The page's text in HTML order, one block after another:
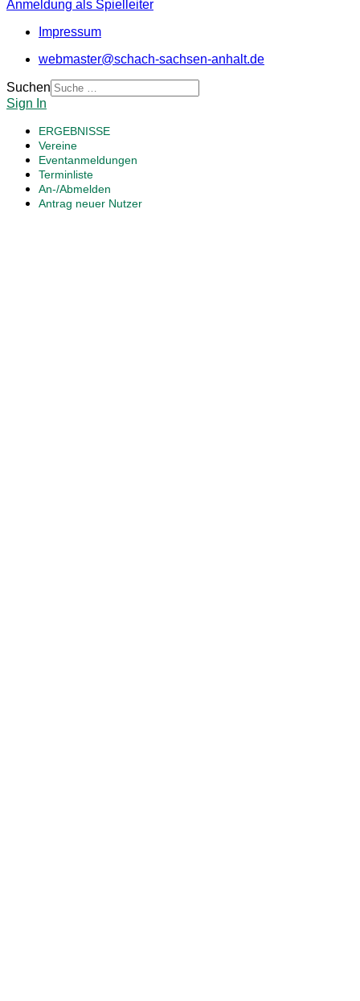
Anmeldung als Spielleiter
Impressum
webmaster@schach-sachsen-anhalt.de
Suchen
Sign In
ERGEBNISSE
Vereine
Eventanmeldungen
Terminliste
An-/Abmelden
Antrag neuer Nutzer